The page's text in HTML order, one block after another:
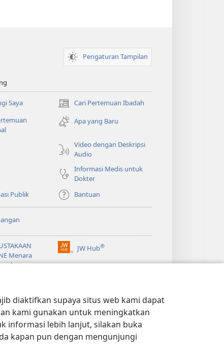
diaktifkan supaya situs web kami dapat
kami gunakan untuk meningkatkan
informasi lebih lanjut, silakan buka
kapan pun dengan mengunjungi
Pengaturan Tampilan
Saya Cari Pertemuan Ibadah
(terbuka
di
window
Apa yang Baru
Video dengan Deskripsi
Audio
Informasi Medis untuk
Dokter
Publik
Bantuan
Menara
JW Hub®
(terbuka
di